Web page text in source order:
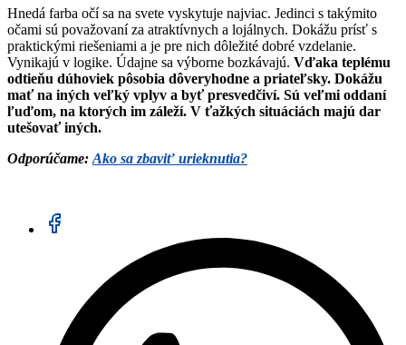
Hnedá farba očí sa na svete vyskytuje najviac. Jedinci s takýmito
očami sú považovaní za atraktívnych a lojálnych. Dokážu prísť s
praktickými riešeniami a je pre nich dôležité dobré vzdelanie.
Vynikajú v logike. Údajne sa výborne bozkávajú. Vďaka teplému
odtieňu dúhoviek pôsobia dôveryhodne a priateľsky. Dokážu
mať na iných veľký vplyv a byť presvedčiví. Sú veľmi oddaní
ľuďom, na ktorých im záleží. V ťažkých situáciách majú dar
utešovať iných.
Odporúčame: Ako sa zbaviť urieknutia?